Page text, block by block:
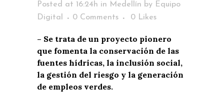
Posted at 16:24h in Medellín by Equipo
Digital
0 Comments 0 Likes
– Se trata de un proyecto pionero
que fomenta la conservación de las
fuentes hídricas, la inclusión social,
la gestión del riesgo y la generación
de empleos verdes.